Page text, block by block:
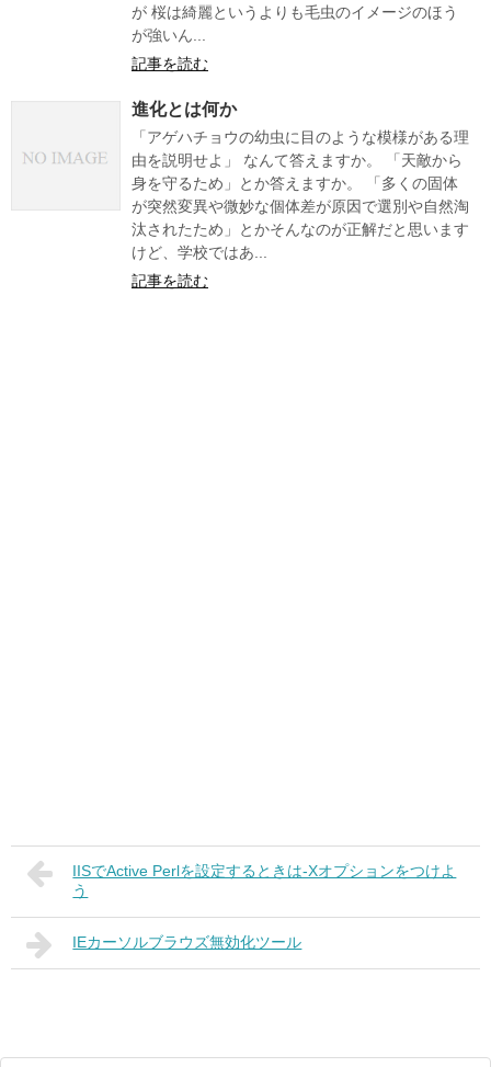
が 桜は綺麗というよりも毛虫のイメージのほう
が強いん...
記事を読む
進化とは何か
「アゲハチョウの幼虫に目のような模様がある理
由を説明せよ」 なんて答えますか。 「天敵から
身を守るため」とか答えますか。 「多くの固体
が突然変異や微妙な個体差が原因で選別や自然淘
汰されたため」とかそんなのが正解だと思います
けど、学校ではあ...
記事を読む
IISでActive Perlを設定するときは-Xオプションをつけよ
う
IEカーソルブラウズ無効化ツール